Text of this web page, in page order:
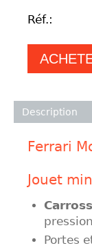
Réf.:
Description
Ferrari
Jouet
Portes